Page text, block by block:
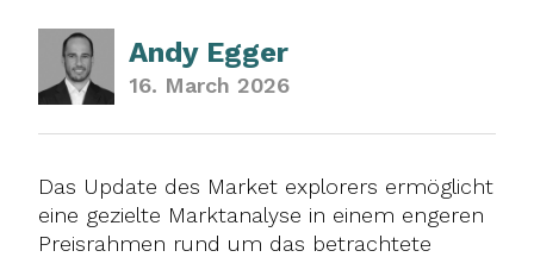
Andy Egger
16. March 2026
Das Update des Market explorers ermöglicht
eine gezielte Marktanalyse in einem engeren
Preisrahmen rund um das betrachtete